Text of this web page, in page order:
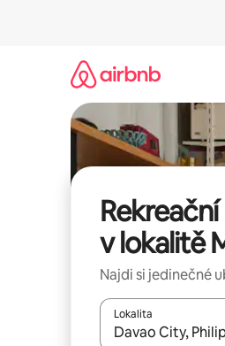
v lokalitě
Najdi si jedinečné
Lokalita
Až budou